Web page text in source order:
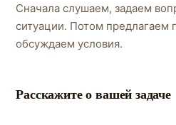
Сначала слушаем, задаем
ситуации. Потом предлагаем
обсуждаем условия.
Расскажите о вашей задаче